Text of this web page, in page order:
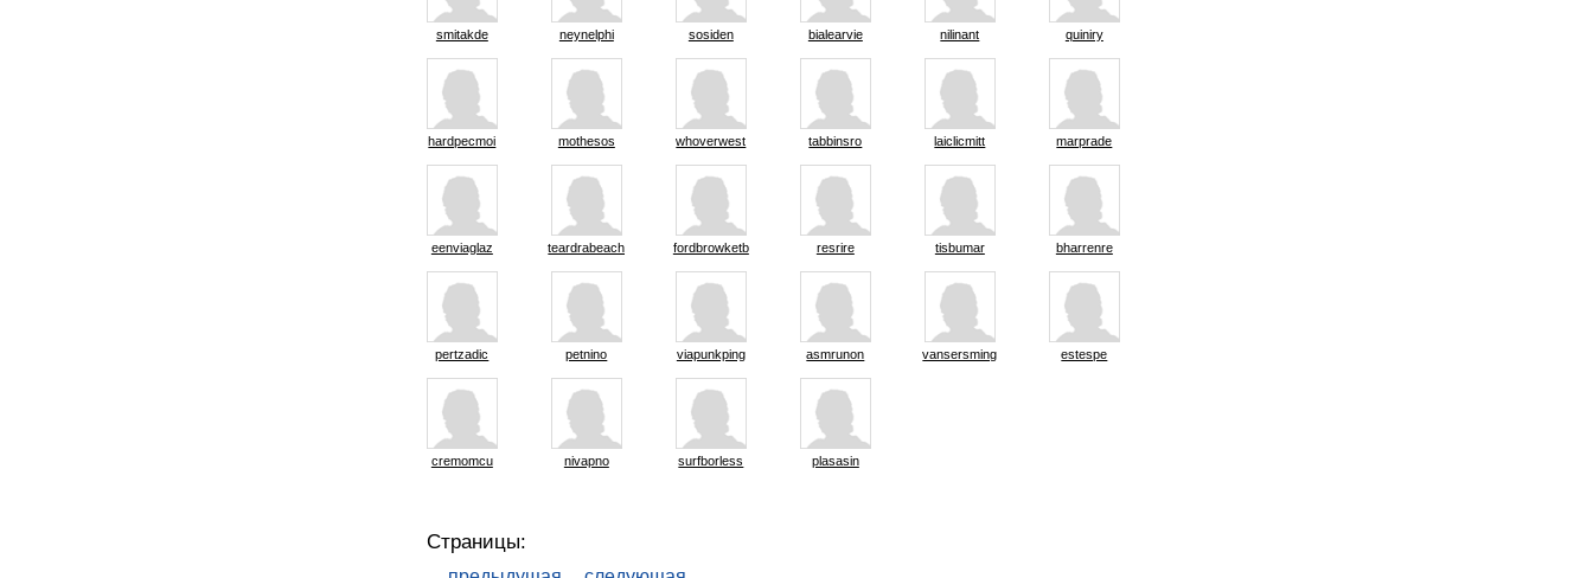
smitakde neynelphi sosiden bialearvie nilinant quiniry
hardpecmoi mothesos whoverwest tabbinsro laiclicmitt marprade
eenviaglaz teardrabeachf fordbrowketb resrire tisbumar bharrenre
pertzadic petnino viapunkping asmrunon vansersming estespe
cremomcu nivapno surfborless plasasin
Страницы: